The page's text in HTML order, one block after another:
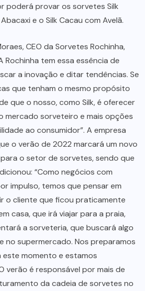
poderá provar os sorvetes Silk
e o Silk Cacau com Avelã.
CEO da Sorvetes Rochinha,
Rochinha tem essa essência de
a inovação e ditar tendências. Se
que tenham o mesmo propósito
que o nosso, como Silk, é oferecer
mercado sorveteiro e mais opções
ao consumidor”. A empresa
o verão de 2022 marcará um novo
o setor de sorvetes, sendo que
“Como negócios com
impulso, temos que pensar em
o cliente que ficou praticamente
casa, que irá viajar para a praia,
a sorveteria, que buscará algo
no supermercado. Nos preparamos
este momento e estamos
verão é responsável por mais de
da cadeia de sorvetes no